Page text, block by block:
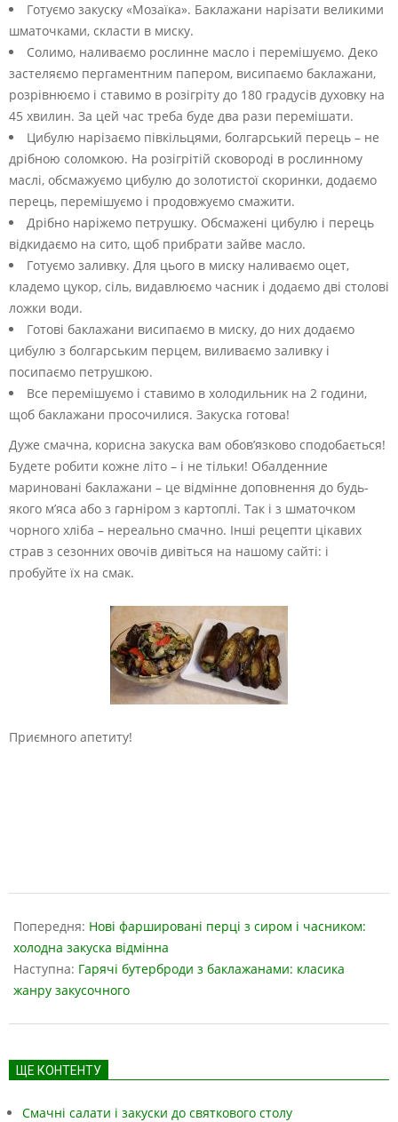
Готуємо закуску «Мозаїка». Баклажани нарізати великими
шматочками, скласти в миску.
Солимо, наливаємо рослинне масло і перемішуємо. Деко
застеляємо пергаментним папером, висипаємо баклажани,
розрівнюємо і ставимо в розігріту до 180 градусів духовку на
45 хвилин. За цей час треба буде два рази перемішати.
Цибулю нарізаємо півкільцями, болгарський перець – не
дрібною соломкою. На розігрітій сковороді в рослинному
маслі, обсмажуємо цибулю до золотистої скоринки, додаємо
перець, перемішуємо і продовжуємо смажити.
Дрібно наріжемо петрушку. Обсмажені цибулю і перець
відкидаємо на сито, щоб прибрати зайве масло.
Готуємо заливку. Для цього в миску наливаємо оцет,
кладемо цукор, сіль, видавлюємо часник і додаємо дві столові
ложки води.
Готові баклажани висипаємо в миску, до них додаємо
цибулю з болгарським перцем, виливаємо заливку і
посипаємо петрушкою.
Все перемішуємо і ставимо в холодильник на 2 години,
щоб баклажани просочилися. Закуска готова!
Дуже смачна, корисна закуска вам обов’язково сподобається!
Будете робити кожне літо – і не тільки! Обалденние
мариновані баклажани – це відмінне доповнення до будь-
якого м’яса або з гарніром з картоплі. Так і з шматочком
чорного хліба – нереально смачно. Інші рецепти цікавих
страв з сезонних овочів дивіться на нашому сайті: і
пробуйте їх на смак.
Приємного апетиту!
05-
17
Попередня: Нові фаршировані перці з сиром і часником:
холодна закуска відмінна
Наступна: Гарячі бутерброди з баклажанами: класика
жанру закусочного
ЩЕ КОНТЕНТУ
Смачні салати і закуски до святкового столу